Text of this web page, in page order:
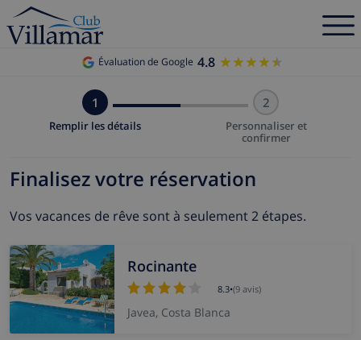
Évaluation de Google 4.8 ★★★★★
★★★★★
1
Remplir les détails
2
Personnaliser et
confirmer
Finalisez votre réservation
Vos vacances de rêve sont à seulement 2 étapes.
Rocinante
8.3•(9 avis)
Javea, Costa Blanca